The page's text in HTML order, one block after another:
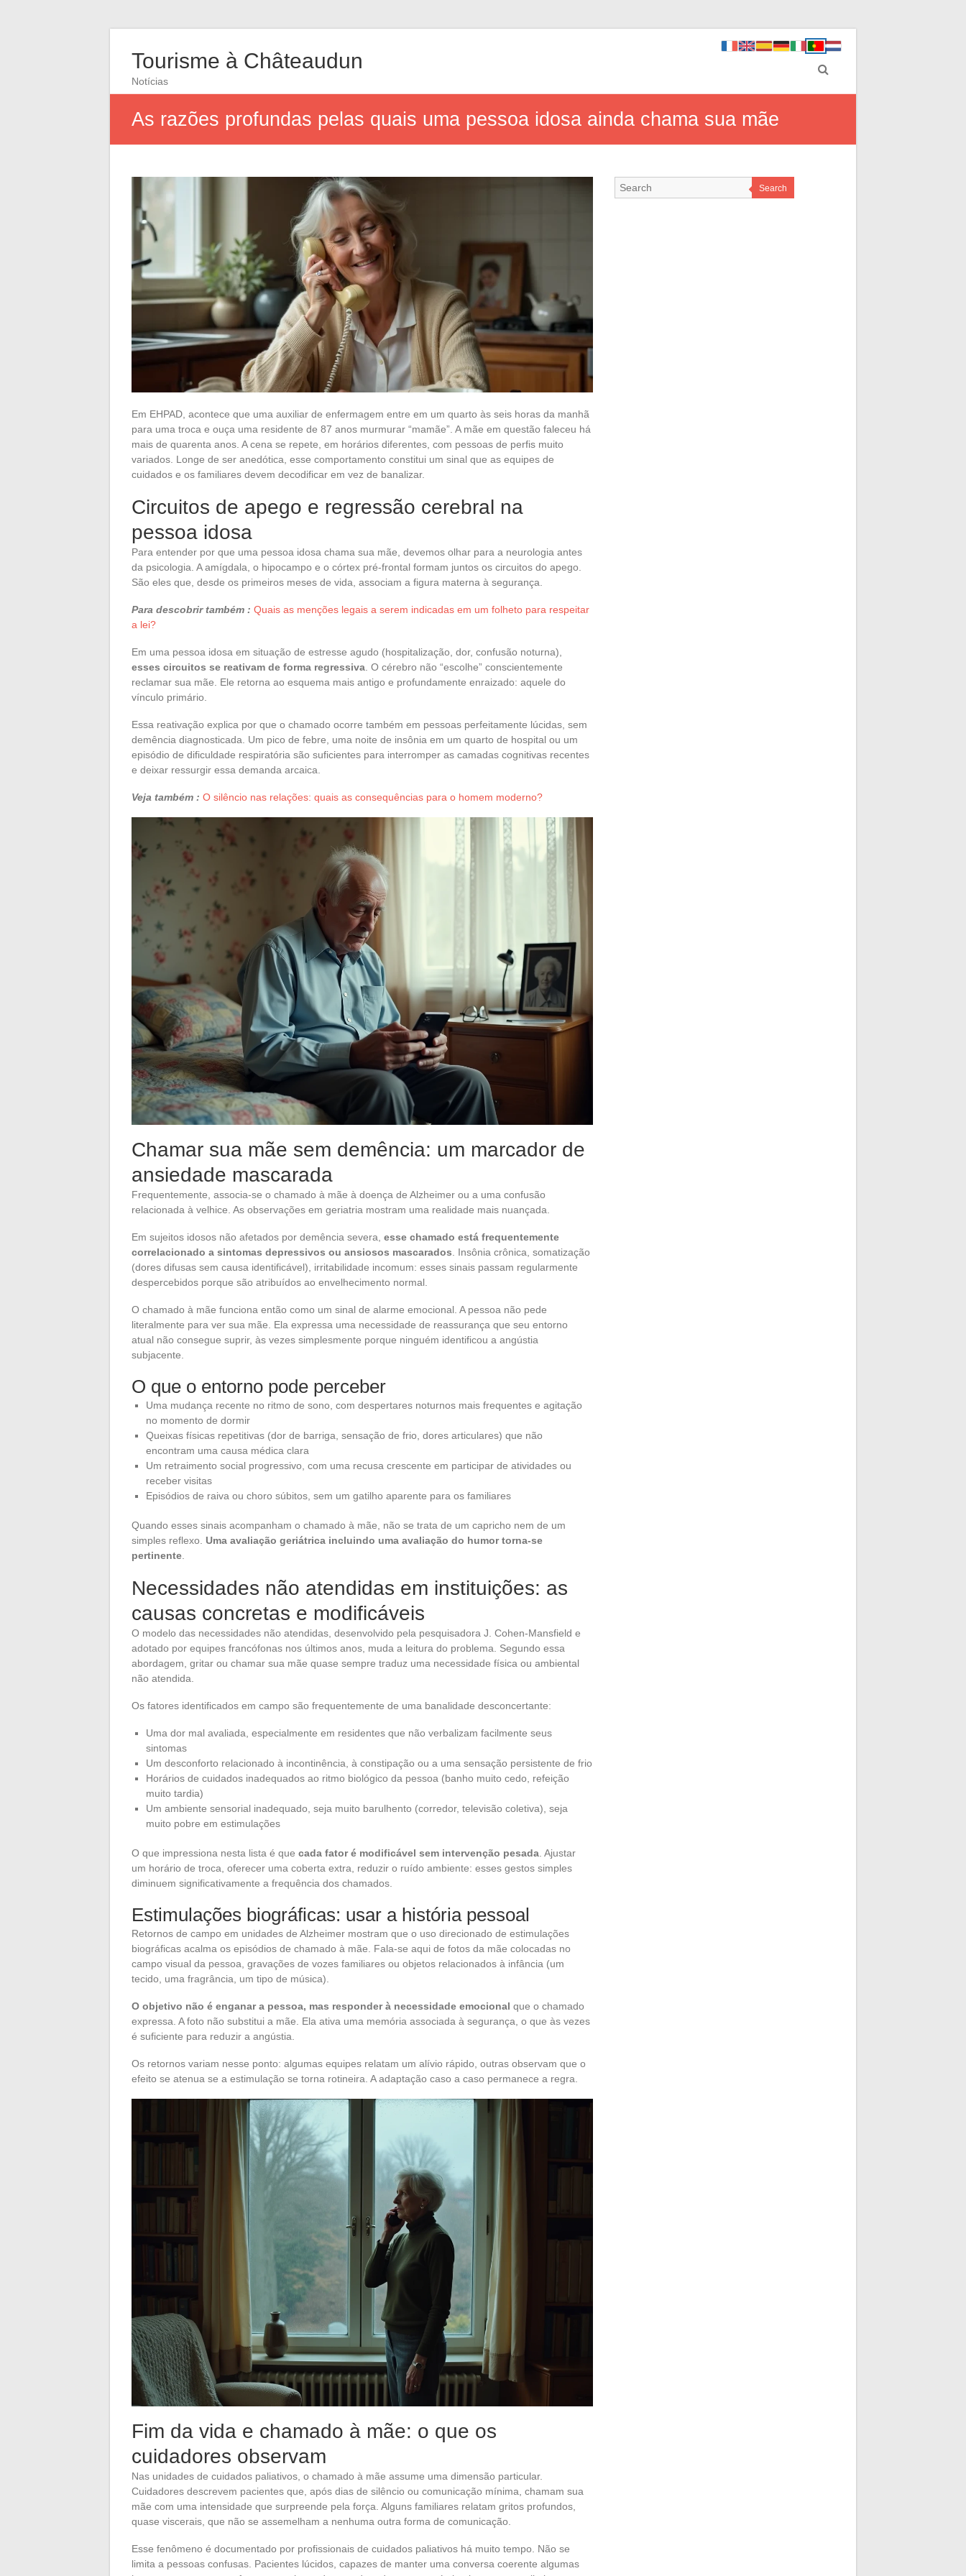
Tourisme à Châteaudun
Notícias
As razões profundas pelas quais uma pessoa idosa ainda chama sua mãe
Em EHPAD, acontece que uma auxiliar de enfermagem entre em um quarto às seis horas da manhã
para uma troca e ouça uma residente de 87 anos murmurar “mamãe”. A mãe em questão faleceu há
mais de quarenta anos. A cena se repete, em horários diferentes, com pessoas de perfis muito
variados. Longe de ser anedótica, esse comportamento constitui um sinal que as equipes de
cuidados e os familiares devem decodificar em vez de banalizar.
Circuitos de apego e regressão cerebral na
pessoa idosa
Para entender por que uma pessoa idosa chama sua mãe, devemos olhar para a neurologia antes
da psicologia. A amígdala, o hipocampo e o córtex pré-frontal formam juntos os circuitos do apego.
São eles que, desde os primeiros meses de vida, associam a figura materna à segurança.
Para descobrir também : Quais as menções legais a serem indicadas em um folheto para respeitar
a lei?
Em uma pessoa idosa em situação de estresse agudo (hospitalização, dor, confusão noturna),
esses circuitos se reativam de forma regressiva . O cérebro não “escolhe” conscientemente
reclamar sua mãe. Ele retorna ao esquema mais antigo e profundamente enraizado: aquele do
vínculo primário.
Essa reativação explica por que o chamado ocorre também em pessoas perfeitamente lúcidas, sem
demência diagnosticada. Um pico de febre, uma noite de insônia em um quarto de hospital ou um
episódio de dificuldade respiratória são suficientes para interromper as camadas cognitivas recentes
e deixar ressurgir essa demanda arcaica.
Veja também : O silêncio nas relações: quais as consequências para o homem moderno?
Chamar sua mãe sem demência: um marcador de
ansiedade mascarada
Frequentemente, associa-se o chamado à mãe à doença de Alzheimer ou a uma confusão
relacionada à velhice. As observações em geriatria mostram uma realidade mais nuançada.
Em sujeitos idosos não afetados por demência severa, esse chamado está frequentemente
correlacionado a sintomas depressivos ou ansiosos mascarados . Insônia crônica, somatização
(dores difusas sem causa identificável), irritabilidade incomum: esses sinais passam regularmente
despercebidos porque são atribuídos ao envelhecimento normal.
O chamado à mãe funciona então como um sinal de alarme emocional. A pessoa não pede
literalmente para ver sua mãe. Ela expressa uma necessidade de reassurança que seu entorno
atual não consegue suprir, às vezes simplesmente porque ninguém identificou a angústia
subjacente.
O que o entorno pode perceber
Uma mudança recente no ritmo de sono, com despertares noturnos mais frequentes e agitação
no momento de dormir
Queixas físicas repetitivas (dor de barriga, sensação de frio, dores articulares) que não
encontram uma causa médica clara
Um retraimento social progressivo, com uma recusa crescente em participar de atividades ou
receber visitas
Episódios de raiva ou choro súbitos, sem um gatilho aparente para os familiares
Quando esses sinais acompanham o chamado à mãe, não se trata de um capricho nem de um
simples reflexo. Uma avaliação geriátrica incluindo uma avaliação do humor torna-se
pertinente
Necessidades não atendidas em instituições: as
causas concretas e modificáveis
O modelo das necessidades não atendidas, desenvolvido pela pesquisadora J. Cohen-Mansfield e
adotado por equipes francófonas nos últimos anos, muda a leitura do problema. Segundo essa
abordagem, gritar ou chamar sua mãe quase sempre traduz uma necessidade física ou ambiental
não atendida.
Os fatores identificados em campo são frequentemente de uma banalidade desconcertante:
Uma dor mal avaliada, especialmente em residentes que não verbalizam facilmente seus
sintomas
Um desconforto relacionado à incontinência, à constipação ou a uma sensação persistente de frio
Horários de cuidados inadequados ao ritmo biológico da pessoa (banho muito cedo, refeição
muito tardia)
Um ambiente sensorial inadequado, seja muito barulhento (corredor, televisão coletiva), seja
muito pobre em estimulações
O que impressiona nesta lista é que cada fator é modificável sem intervenção pesada . Ajustar
um horário de troca, oferecer uma coberta extra, reduzir o ruído ambiente: esses gestos simples
diminuem significativamente a frequência dos chamados.
Estimulações biográficas: usar a história pessoal
Retornos de campo em unidades de Alzheimer mostram que o uso direcionado de estimulações
biográficas acalma os episódios de chamado à mãe. Fala-se aqui de fotos da mãe colocadas no
campo visual da pessoa, gravações de vozes familiares ou objetos relacionados à infância (um
tecido, uma fragrância, um tipo de música).
O objetivo não é enganar a pessoa, mas responder à necessidade emocional que o chamado
expressa. A foto não substitui a mãe. Ela ativa uma memória associada à segurança, o que às vezes
é suficiente para reduzir a angústia.
Os retornos variam nesse ponto: algumas equipes relatam um alívio rápido, outras observam que o
efeito se atenua se a estimulação se torna rotineira. A adaptação caso a caso permanece a regra.
Fim da vida e chamado à mãe: o que os
cuidadores observam
Nas unidades de cuidados paliativos, o chamado à mãe assume uma dimensão particular.
Cuidadores descrevem pacientes que, após dias de silêncio ou comunicação mínima, chamam sua
mãe com uma intensidade que surpreende pela força. Alguns familiares relatam gritos profundos,
quase viscerais, que não se assemelham a nenhuma outra forma de comunicação.
Esse fenômeno é documentado por profissionais de cuidados paliativos há muito tempo. Não se
limita a pessoas confusas. Pacientes lúcidos, capazes de manter uma conversa coerente algumas
Search